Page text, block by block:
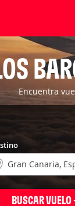
Encuentra
BUSCAR VUELO